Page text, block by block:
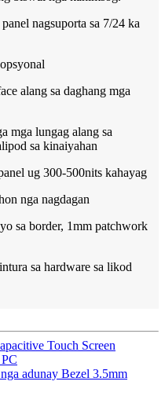
nagsuporta sa 7/24 ka
alang sa daghang mga
mga lungag alang sa
sa kinaiyahan
ug 300-500nits kahayag
nga nagdagan
sa border, 1mm patchwork
sa hardware sa likod
Touch Screen
adunay Bezel 3.5mm